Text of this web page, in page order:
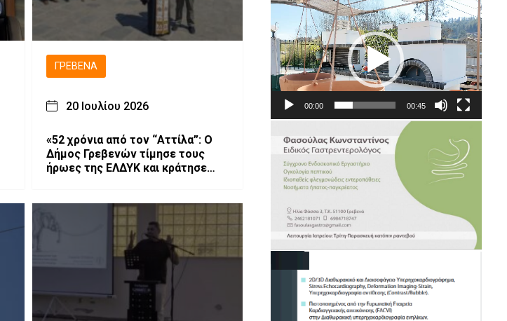
ΓΡΕΒΕΝΆ
20 Ιουλίου 2026
«52 χρόνια από τον “Αττίλα”: Ο
Δήμος Γρεβενών τίμησε τους
ήρωες της ΕΛΔΥΚ και κράτησε
Πρόγραμμα
Αναπαραγωγής
Βίντεο
00:00 00:45